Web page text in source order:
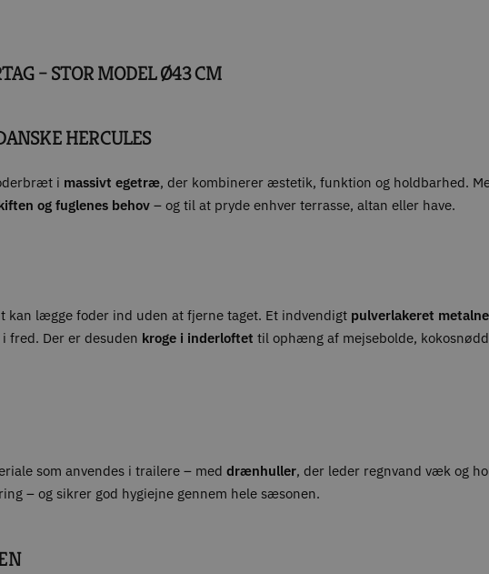
– STOR MODEL Ø43 CM
HERCULES
i massivt egetræ, der kombinerer æstetik, funktion og holdbarhed.
og fuglenes behov – og til at pryde enhver terrasse, altan eller have.
kan lægge foder ind uden at fjerne taget. Et indvendigt pulverlakeret
fred. Der er desuden kroge i inderloftet til ophæng af mejsebolde,
som anvendes i trailere – med drænhuller, der leder regnvand væk og
– og sikrer god hygiejne gennem hele sæsonen.